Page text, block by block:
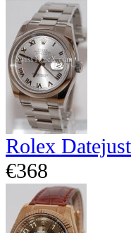
Rolex
€368